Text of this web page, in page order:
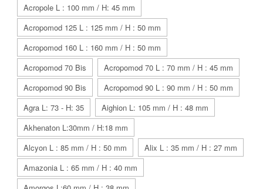
Acropole L : 100 mm / H: 45 mm
Acropomod 125 L : 125 mm / H : 50 mm
Acropomod 160 L : 160 mm / H : 50 mm
Acropomod 70 Bis
Acropomod 70 L : 70 mm / H : 45 mm
Acropomod 90 Bis
Acropomod 90 L : 90 mm / H : 50 mm
Agra L: 73 - H: 35
Aighion L: 105 mm / H : 48 mm
Akhenaton L:30mm / H:18 mm
Alcyon L : 85 mm / H : 50 mm
Alix L : 35 mm / H : 27 mm
Amazonia L : 65 mm / H : 40 mm